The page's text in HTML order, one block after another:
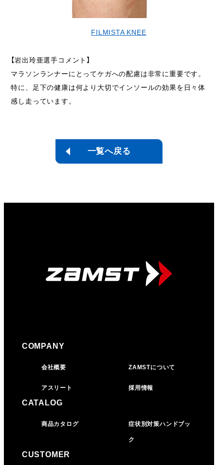
FILMISTA KNEE
【岩出玲亜選手コメント】
マラソンランナーにとってケガへの配慮は非常に重要です。
特に、足下の健康は何より大切でインソールの効果を日々体
感し走っています。
一覧へ戻る
COMPANY
会社概要 ZAMSTについて
アスリート 採用情報
CATALOG
商品カタログ 症状別対策ハンドブッ
ク
CUSTOMER